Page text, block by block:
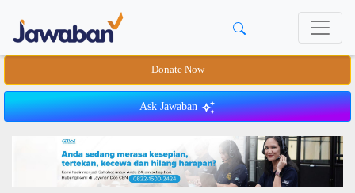
Donate Now
Ask Jawaban